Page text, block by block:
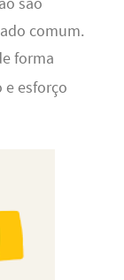
comum.
forma
e esforço